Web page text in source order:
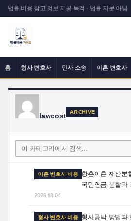
법률 비용 참고 정보 제공 목적 · 법률 자문 아님
홈 형사 변호사 민사 소송 이혼 변호사
lawcost
ARCHIVE
이혼 변호사 비용
황혼이혼 재산분
국민연금 분할과
2026.08.04
형사 변호사 비용
형사공탁 방법과